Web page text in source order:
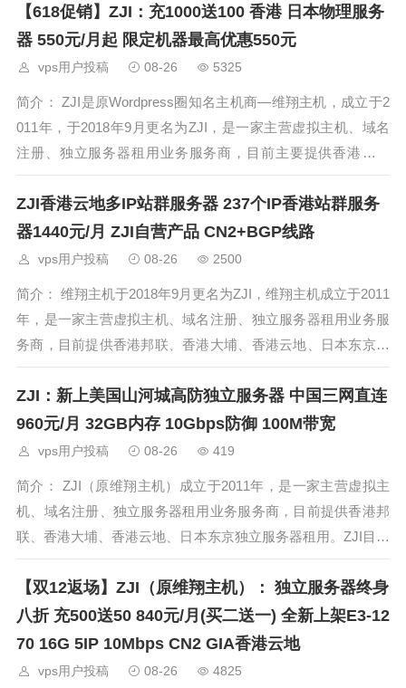
埔机房为CN2+BGP线路，到国内的速度非常不错，有需要便
宜服务器的朋友
【618促销】ZJI：充1000送100 香港 日本物理服务
器 550元/月起 限定机器最高优惠550元
vps用户投稿 08-26 5325
简介： ZJI是原Wordpress圈知名主机商—维翔主机，成立于2
011年，于2018年9月更名为ZJI，是一家主营虚拟主机、域名
注册、独立服务器租用业务服务商，目前主要提供香港、日
本、美国独立服务器（自营/数据中心直营）租用，及VDS、虚
拟主机空间、域名注
ZJI香港云地多IP站群服务器 237个IP香港站群服务
器1440元/月 ZJI自营产品 CN2+BGP线路
vps用户投稿 08-26 2500
简介： 维翔主机于2018年9月更名为ZJI，维翔主机成立于2011
年，是一家主营虚拟主机、域名注册、独立服务器租用业务服
务商，目前提供香港邦联、香港大埔、香港云地、日本东京独
立服务器租用。ZJI目前主要提供香港、日本、美国独立服务器
（自营/数据中心直营）租用
ZJI：新上美国山河城高防独立服务器 中国三网直连
960元/月 32GB内存 10Gbps防御 100M带宽
vps用户投稿 08-26 419
简介： ZJI（原维翔主机）成立于2011年，是一家主营虚拟主
机、域名注册、独立服务器租用业务服务商，目前提供香港邦
联、香港大埔、香港云地、日本东京独立服务器租用。ZJI目前
主要提供香港、日本、美国独立服务器（自营/数据中心直营）
租用，及VDS、香港虚拟主机、
【双12返场】ZJI（原维翔主机）： 独立服务器终身
八折 充500送50 840元/月(买二送一) 全新上架E3-12
70 16G 5IP 10Mbps CN2 GIA香港云地
vps用户投稿 08-26 4825